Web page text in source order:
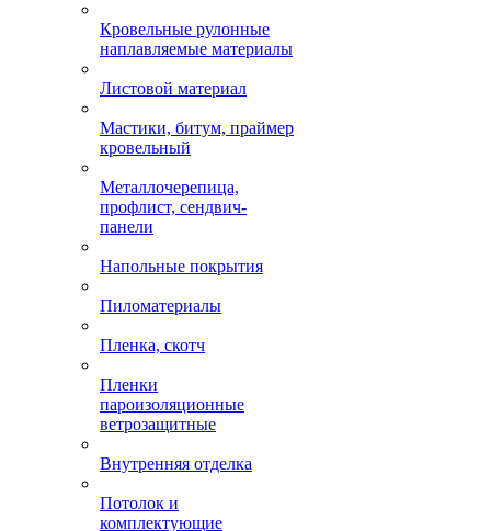
Кровельные рулонные
наплавляемые материалы
Листовой материал
Мастики, битум, праймер
кровельный
Металлочерепица,
профлист, сендвич-
панели
Напольные покрытия
Пиломатериалы
Пленка, скотч
Пленки
пароизоляционные
ветрозащитные
Внутренняя отделка
Потолок и
комплектующие